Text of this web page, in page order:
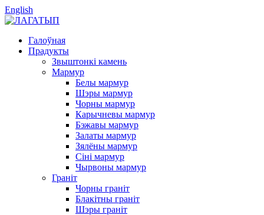
English
Галоўная
Прадукты
Звыштонкі камень
Мармур
Белы мармур
Шэры мармур
Чорны мармур
Карычневы мармур
Бэжавы мармур
Залаты мармур
Зялёны мармур
Сіні мармур
Чырвоны мармур
Граніт
Чорны граніт
Блакітны граніт
Шэры граніт